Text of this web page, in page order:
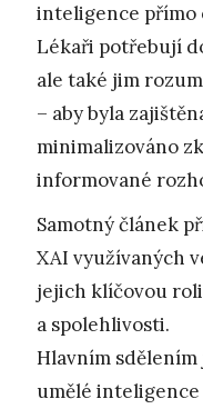
inteligence přímo
Lékaři potřebují
ale také jim
– aby byla
minimalizováno
informované
Samotný článek
XAI využívaných
jejich klíčovou
a spolehlivosti.
Hlavním sdělením
umělé